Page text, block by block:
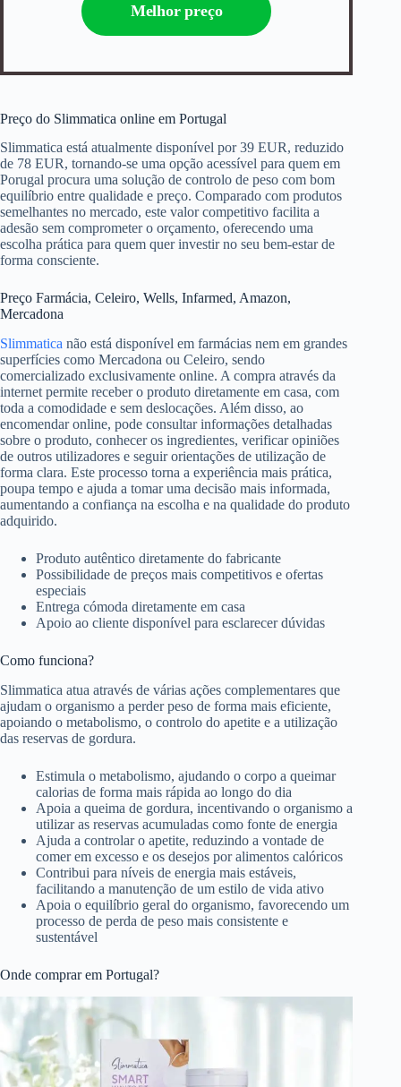
Melhor preço
Preço do Slimmatica online em Portugal
Slimmatica está atualmente disponível por 39 EUR, reduzido
de 78 EUR, tornando-se uma opção acessível para quem em
Porugal procura uma solução de controlo de peso com bom
equilíbrio entre qualidade e preço. Comparado com produtos
semelhantes no mercado, este valor competitivo facilita a
adesão sem comprometer o orçamento, oferecendo uma
escolha prática para quem quer investir no seu bem-estar de
forma consciente.
Preço Farmácia, Celeiro, Wells, Infarmed, Amazon,
Mercadona
Slimmatica não está disponível em farmácias nem em grandes
superfícies como Mercadona ou Celeiro, sendo
comercializado exclusivamente online. A compra através da
internet permite receber o produto diretamente em casa, com
toda a comodidade e sem deslocações. Além disso, ao
encomendar online, pode consultar informações detalhadas
sobre o produto, conhecer os ingredientes, verificar opiniões
de outros utilizadores e seguir orientações de utilização de
forma clara. Este processo torna a experiência mais prática,
poupa tempo e ajuda a tomar uma decisão mais informada,
aumentando a confiança na escolha e na qualidade do produto
adquirido.
Produto autêntico diretamente do fabricante
Possibilidade de preços mais competitivos e ofertas
especiais
Entrega cómoda diretamente em casa
Apoio ao cliente disponível para esclarecer dúvidas
Como funciona?
Slimmatica atua através de várias ações complementares que
ajudam o organismo a perder peso de forma mais eficiente,
apoiando o metabolismo, o controlo do apetite e a utilização
das reservas de gordura.
Estimula o metabolismo, ajudando o corpo a queimar
calorias de forma mais rápida ao longo do dia
Apoia a queima de gordura, incentivando o organismo a
utilizar as reservas acumuladas como fonte de energia
Ajuda a controlar o apetite, reduzindo a vontade de
comer em excesso e os desejos por alimentos calóricos
Contribui para níveis de energia mais estáveis,
facilitando a manutenção de um estilo de vida ativo
Apoia o equilíbrio geral do organismo, favorecendo um
processo de perda de peso mais consistente e
sustentável
Onde comprar em Portugal?